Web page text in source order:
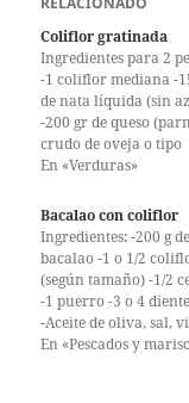
Coliflor gratinada
Ingredientes para 2
-1 coliflor mediana -
de nata líquida (sin
-200 gr de queso
crudo de oveja o tipo
Cigarral) -Pimienta y
cuécela durante unos
minutos (5 o 6) en agua
hirviendo con un
leche…
En «Verduras»
Bacalao con coliflor
Ingredientes: -200 g de
bacalao -1 o 1/2
(según tamaño) -1/2
-1 puerro -3 o 4
-Aceite de oliva, sal,
Si el bacalao es
En «Pescados y